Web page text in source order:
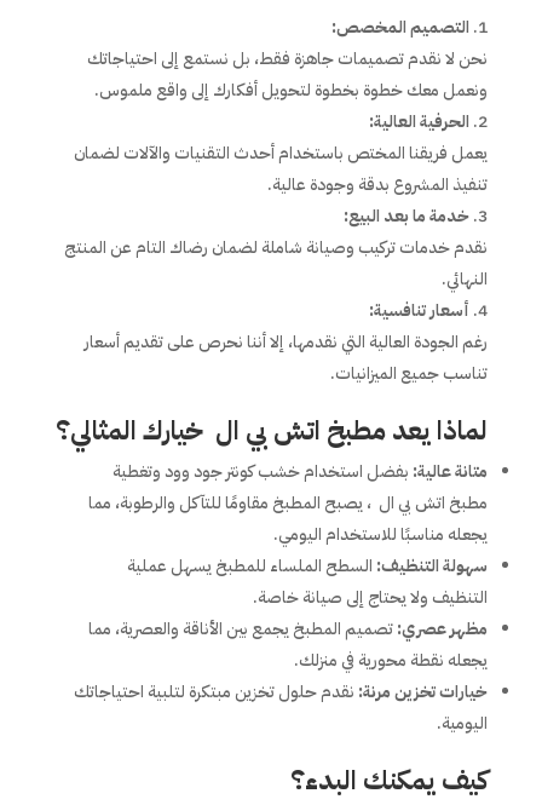
التصميم المخصص:
نحن لا نقدم تصميمات جاهزة فقط، بل نستمع إلى احتياجاتك
ونعمل معك خطوة بخطوة لتحويل أفكارك إلى واقع ملموس.
الحرفية العالية:
يعمل فريقنا المختص باستخدام أحدث التقنيات والآلات لضمان
تنفيذ المشروع بدقة وجودة عالية.
خدمة ما بعد البيع:
نقدم خدمات تركيب وصيانة شاملة لضمان رضاك التام عن المنتج
النهائي.
أسعار تنافسية:
رغم الجودة العالية التي نقدمها، إلا أننا نحرص على تقديم أسعار
تناسب جميع الميزانيات.
لماذا يعد مطبخ اتش بي ال خيارك المثالي؟
متانة عالية: بفضل استخدام خشب كونتر جود وود وتغطية
مطبخ اتش بي ال ، يصبح المطبخ مقاومًا للتآكل والرطوبة، مما
يجعله مناسبًا للاستخدام اليومي.
سهولة التنظيف: السطح الملساء للمطبخ يسهل عملية
التنظيف ولا يحتاج إلى صيانة خاصة.
مظهر عصري:تصميم المطبخ يجمع بين الأناقة والعصرية، مما
يجعله نقطة محورية في منزلك.
خيارات تخزين مرنة: نقدم حلول تخزين مبتكرة لتلبية احتياجاتك
اليومية.
كيف يمكنك البدء؟